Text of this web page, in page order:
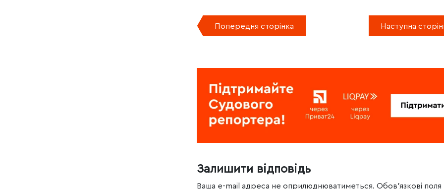
Попередня сторінка Наступна
Залишити відповідь
Ваша e-mail адреса не оприлюднюватиметься. Обов’язкові поля